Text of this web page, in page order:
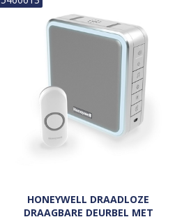
HONEYWELL DRAADLOZE
DRAAGBARE DEURBEL MET